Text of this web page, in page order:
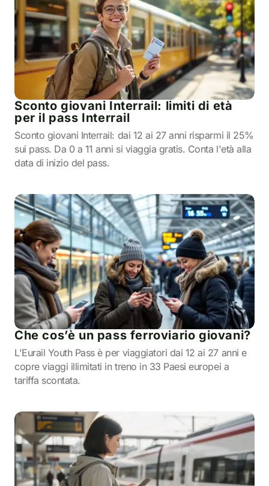
Sconto giovani Interrail: limiti di età
per il pass Interrail
Sconto giovani Interrail: dai 12 ai 27 anni risparmi il 25%
sui pass. Da 0 a 11 anni si viaggia gratis. Conta l'età alla
data di inizio del pass.
Che cos’è un pass ferroviario giovani?
L'Eurail Youth Pass è per viaggiatori dai 12 ai 27 anni e
copre viaggi illimitati in treno in 33 Paesi europei a
tariffa scontata.